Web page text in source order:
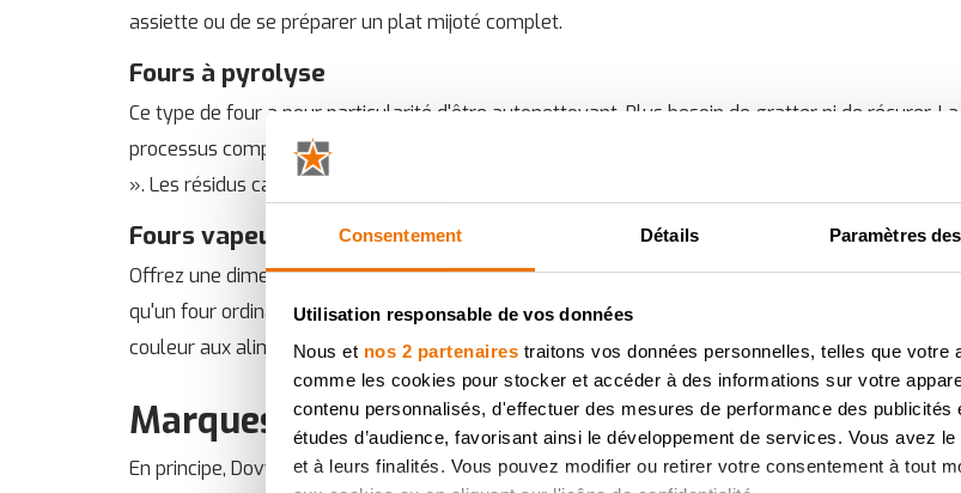
Consentement Détails Paramètres
Utilisation responsable de vos données
Nous et nos 2 partenaires traitons vos données personnelles, telles que votre
comme les cookies pour stocker et accéder à des informations sur votre
contenu personnalisés, d'effectuer des mesures de performance des publicités
études d’audience, favorisant ainsi le développement de services. Vous avez
et à leurs finalités. Vous pouvez modifier ou retirer votre consentement à tout
assiette ou de se préparer un plat mijoté complet.
Fours à pyrolyse
Ce type de four a pour particularité d'être autonettoyant. Plus besoin de gratter ni de récurer.
processus compliqué, mais c'est en fait très simple : les graisses et résidus de cuisson sont
». Les résidus carbonisés se détachent et se nettoient facilement.
Fours vapeur
Offrez une dimension supplémentaire à votre art culinaire grâce à la cuisson vapeur ! Un four
qu'un four ordinaire, mais il peut également ajouter un supplément de vapeur, qui va donner
couleur aux aliments, tout en conservant la croûte croquante.
Marques
En principe, Dovy distribue toutes les marques : AEG, Miele, SMEG, Siemens, Zanussi, Boretti...